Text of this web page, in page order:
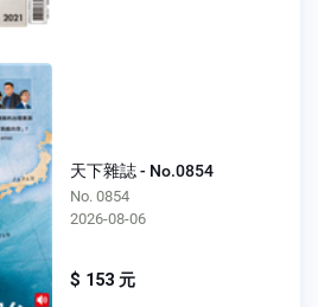
天下雜誌 - No.0854
No. 0854
2026-08-06
$ 153 元